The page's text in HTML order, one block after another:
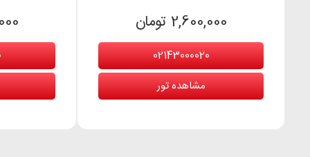
2,600,000 تومان
02143000020
مشاهده تور